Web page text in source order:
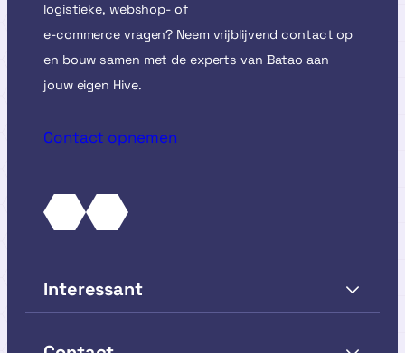
logistieke, webshop- of
e-commerce vragen? Neem vrijblijvend contact op
en bouw samen met de experts van Batao aan
jouw eigen Hive.
Contact opnemen
Interessant